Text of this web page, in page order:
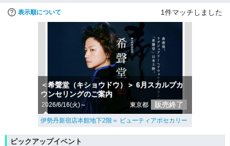
表示順について 1件マッチしました
＜希聲堂（キショウドウ）＞ 6月スカルプカ
ウンセリングのご案内
2026/6/16(火)～ 東京都 販売終了
伊勢丹新宿店本館地下2階＝ ビューティアポセカリー
ピックアップイベント